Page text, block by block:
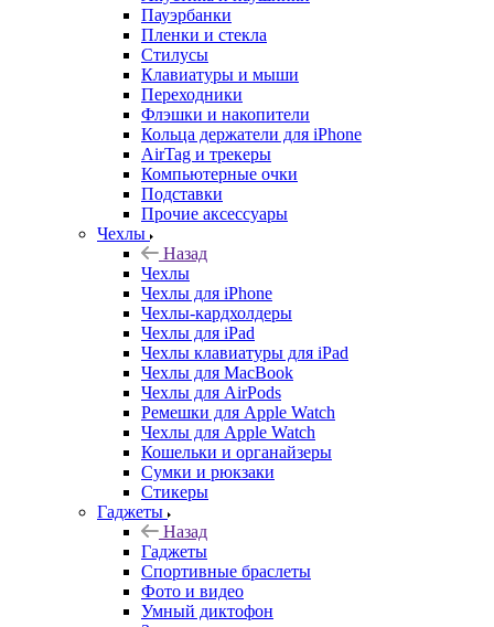
Пауэрбанки
Пленки и стекла
Стилусы
Клавиатуры и мыши
Переходники
Флэшки и накопители
Кольца держатели для iPhone
AirTag и трекеры
Компьютерные очки
Подставки
Прочие аксессуары
Чехлы
Назад
Чехлы
Чехлы для iPhone
Чехлы-кардхолдеры
Чехлы для iPad
Чехлы клавиатуры для iPad
Чехлы для MacBook
Чехлы для AirPods
Ремешки для Apple Watch
Чехлы для Apple Watch
Кошельки и органайзеры
Сумки и рюкзаки
Стикеры
Гаджеты
Назад
Гаджеты
Спортивные браслеты
Фото и видео
Умный диктофон